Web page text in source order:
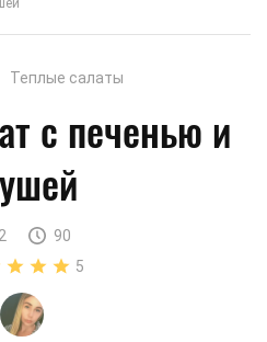
Теплые салаты
с печенью и
2
90
5